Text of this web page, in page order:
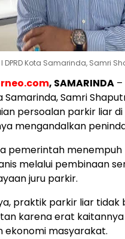
DPRD Kota Samarinda, Samri
, SAMARINDA
Samarinda, Samri
persoalan parkir liar
mengandalkan
pemerintah menempuh
melalui pembinaan
juru parkir.
praktik parkir liar tidak
karena erat
ekonomi masyarakat.